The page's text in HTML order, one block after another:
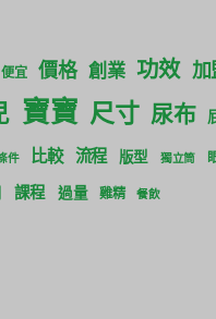
便宜 價格 創業 功效
寶寶 尺寸 尿布
件 比較 流程 版型 獨立筒
課程 過量 雞精 餐飲